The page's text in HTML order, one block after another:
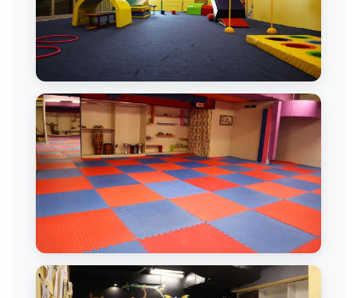
Cimnastik Merkezi
Dans Salonu